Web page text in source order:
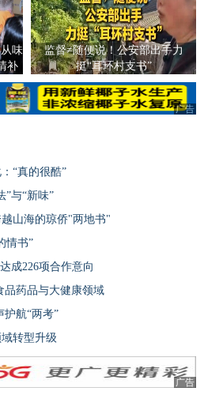
味
补
监督≠随便说！公安部出手力
挺“耳环村支书”
广告
“真的很酷”
”与“新味”
山海的琼侨"两地书"
情书”
成226项合作意向
品药品与大健康领域
航“两考”
转型升级
广告